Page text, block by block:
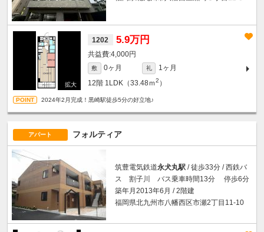
1202 5.9万円
4,000円
敷 0ヶ月 礼
1ヶ月
12階 1LDK（33.48ｍ2 ）
2024年2月完成！黒崎駅徒歩5分の好立地♪
アパート フォルティア
筑豊電気鉄道永犬丸駅 / 徒歩33分 / 西鉄バ
ス 割子川 バス乗車時間13分 停歩6分
築年月2013年6月 / 2階建
福岡県北九州市八幡西区市瀬2丁目11-10